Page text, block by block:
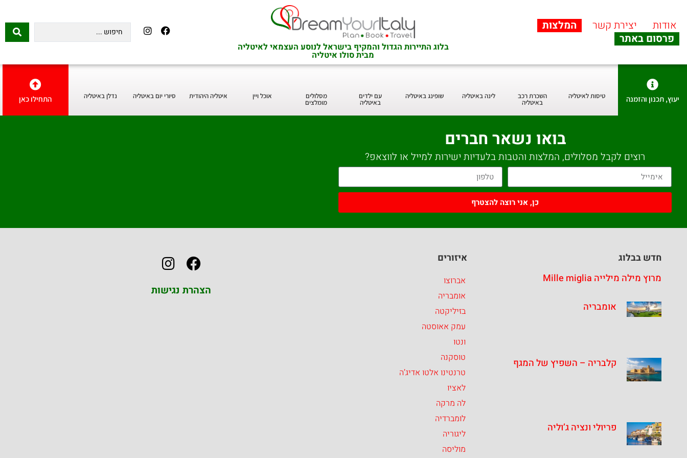
אודות יצירת קשר
המלצות
פרסום באתר
בלוג התיירות הגדול והמקיף בישראל לנוסע העצמאי לאיטליה
מבית סולו איטליה
יעוץ, תכנון והזמנה טיסות לאיטליה השכרת רכב
באיטליה
לינה באיטליה שופינג באיטליה עם ילדים
באיטליה
מסלולים
מומלצים
אוכל ויין איטליה היהודית סיורי יום באיטליה נדלן באיטליה התחילו כאן
בואו נשאר חברים
רוצים לקבל מסלולים, המלצות והטבות בלעדיות ישירות למייל או לווצאפ?
כן, אני רוצה להצטרף
חדש בבלוג
מרוץ מילה מילייה Mille miglia
אומבריה
קלבריה – השפיץ של המגף
פריולי ונציה ג’וליה
איזורים
אברוצו
אומבריה
בזיליקטה
עמק אאוסטה
ונטו
טוסקנה
טרנטינו אלטו אדיג’ה
לאציו
לה מרקה
לומברדיה
ליגוריה
מוליסה
הצהרת נגישות